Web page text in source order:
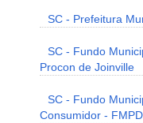
SC - Prefeitura
SC - Fundo
Procon de Joinville
SC - Fundo
Consumidor -